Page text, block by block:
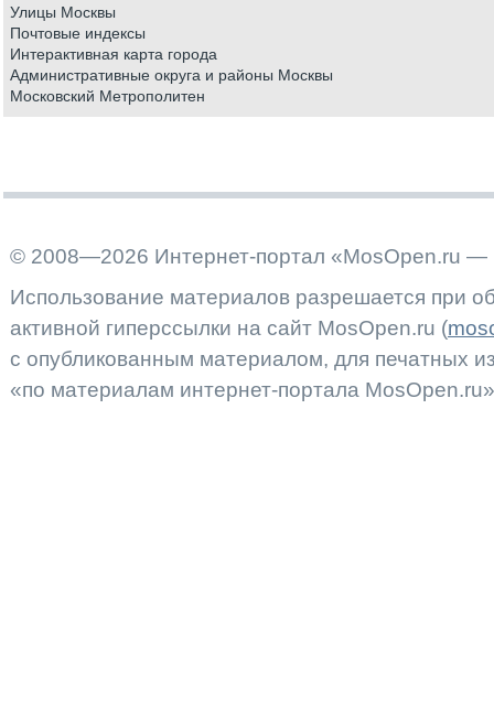
Улицы Москвы
Почтовые индексы
Интерактивная карта города
Административные округа и районы Москвы
Московский Метрополитен
© 2008—2026 Интернет-портал «MosOpen.ru —
Использование материалов разрешается при
активной гиперссылки на сайт MosOpen.ru (
с опубликованным материалом, для печатных
«по материалам интернет-портала